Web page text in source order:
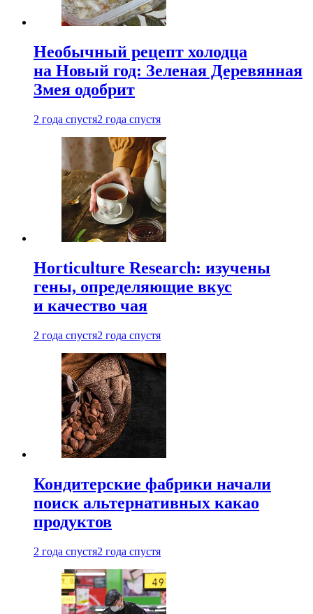
Необычный рецепт холодца
на Новый год: Зеленая Деревянная
Змея одобрит
2 года спустя2 года спустя
Horticulture Research: изучены
гены, определяющие вкус
и качество чая
2 года спустя2 года спустя
Кондитерские фабрики начали
поиск альтернативных какао
продуктов
2 года спустя2 года спустя